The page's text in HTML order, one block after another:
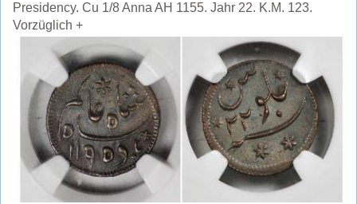
Presidency. Cu 1/8 Anna AH 1155. Jahr 22. K.M. 123.
Vorzüglich +